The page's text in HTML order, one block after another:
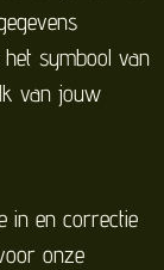
symbool van
van jouw
in en correctie
onze